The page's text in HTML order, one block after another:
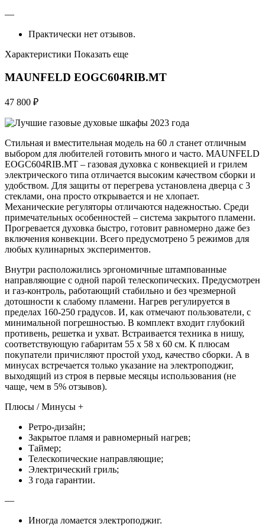
—
Практически нет отзывов.
Характеристики Показать еще
MAUNFELD EOGC604RIB.MT
47 800 ₽
Стильная и вместительная модель на 60 л станет отличным
выбором для любителей готовить много и часто. MAUNFELD
EOGC604RIB.MT – газовая духовка с конвекцией и грилем
электрического типа отличается высоким качеством сборки и
удобством. Для защиты от перегрева установлена дверца с 3
стеклами, она просто открывается и не хлопает.
Механические регуляторы отличаются надежностью. Среди
примечательных особенностей – система закрытого пламени.
Прогревается духовка быстро, готовит равномерно даже без
включения конвекции. Всего предусмотрено 5 режимов для
любых кулинарных экспериментов.
Внутри расположились эргономичные штампованные
направляющие с одной парой телескопических. Предусмотрен
и газ-контроль, работающий стабильно и без чрезмерной
дотошности к слабому пламени. Нагрев регулируется в
пределах 160-250 градусов. И, как отмечают пользователи, с
минимальной погрешностью. В комплект входит глубокий
противень, решетка и ухват. Встраивается техника в нишу,
соответствующую габаритам 55 х 58 х 60 см. К плюсам
покупатели причисляют простой уход, качество сборки. А в
минусах встречается только указание на электроподжиг,
выходящий из строя в первые месяцы использования (не
чаще, чем в 5% отзывов).
Плюсы / Минусы +
Ретро-дизайн;
Закрытое пламя и равномерный нагрев;
Таймер;
Телескопические направляющие;
Электрический гриль;
3 года гарантии.
—
Иногда ломается электроподжиг.